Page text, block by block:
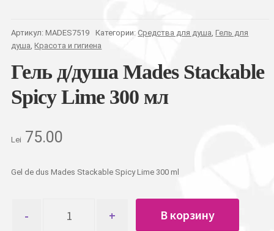
Артикул: MADES7519 Категории:Средства для душа, Гель для
душа, Красота и гигиена
Гель д/душа Mades Stackable
Spicy Lime 300 мл
Lei 75.00
Gel de dus Mades Stackable Spicy Lime 300 ml
товара
В корзину